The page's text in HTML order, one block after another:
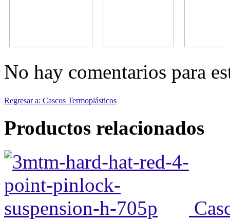
No hay comentarios para
Regresar a: Cascos Termoplásticos
Productos relacionados